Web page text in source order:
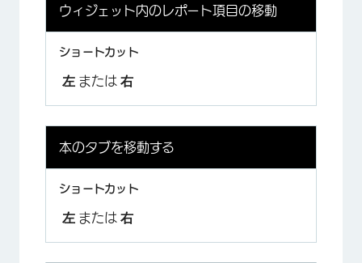
ウィジェット内のレポート項目の移動
左 または 右
本のタブを移動する
左 または 右